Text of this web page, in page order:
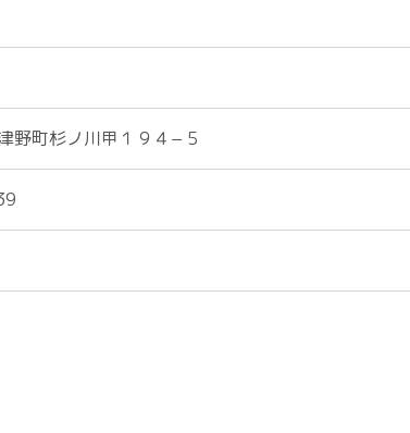
野町杉ノ川甲１９４−５